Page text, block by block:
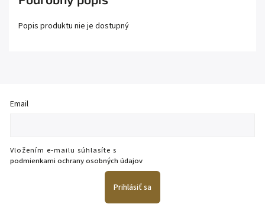
Popis produktu nie je dostupný
Email
Vložením e-mailu súhlasíte s
podmienkami ochrany osobných údajov
Prihlásiť sa